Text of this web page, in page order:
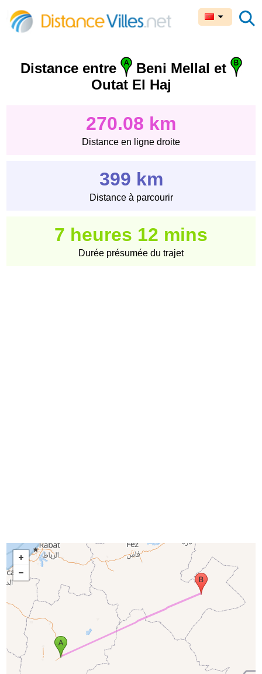
Distance entre
Beni Mellal et
Outat El Haj
270.08 km
Distance en ligne droite
399 km
Distance à parcourir
7 heures 12 mins
Durée présumée du trajet